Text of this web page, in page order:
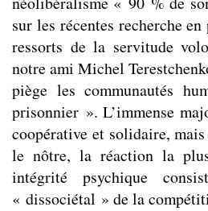
sur les récentes recherche
ressorts de la servitude
notre ami Michel
piège les communautés
prisonnier ». L’immense
coopérative et solidaire,
le nôtre, la réaction la
intégrité psychique
« dissociétal » de la